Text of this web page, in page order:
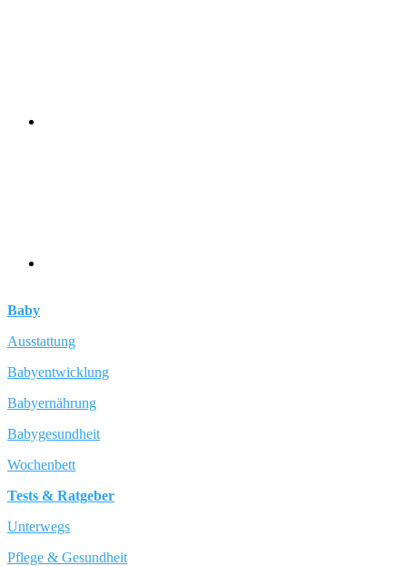
Baby
Ausstattung
Babyentwicklung
Babyernährung
Babygesundheit
Wochenbett
Tests & Ratgeber
Unterwegs
Pflege & Gesundheit